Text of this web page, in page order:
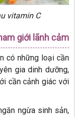
vitamin C
giới lãnh cảm
có những loại cần
gia dinh dưỡng,
cần cảnh giác với
ngừa sinh sản,